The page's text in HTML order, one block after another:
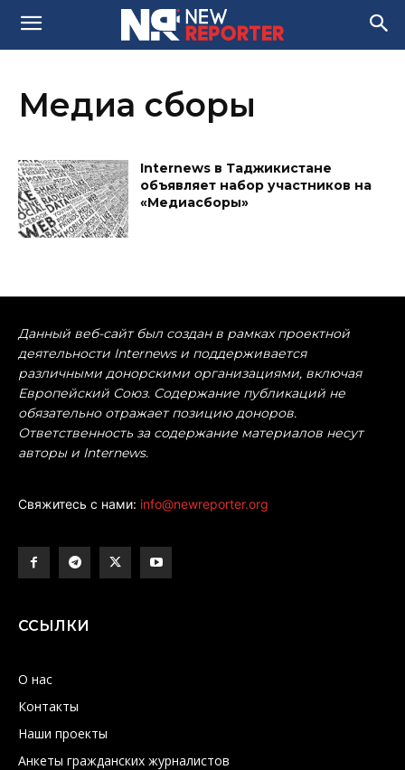
Медиа сборы
Internews в Таджикистане
объявляет набор участников на
«Медиасборы»
Данный веб-сайт был создан в рамках проектной
деятельности Internews и поддерживается
различными донорскими организациями, включая
Европейский Союз. Содержание публикаций не
обязательно отражает позицию доноров.
Ответственность за содержание материалов несут
авторы и Internews.
Свяжитесь с нами: info@newreporter.org
ССЫЛКИ
О нас
Контакты
Наши проекты
Анкеты гражданских журналистов